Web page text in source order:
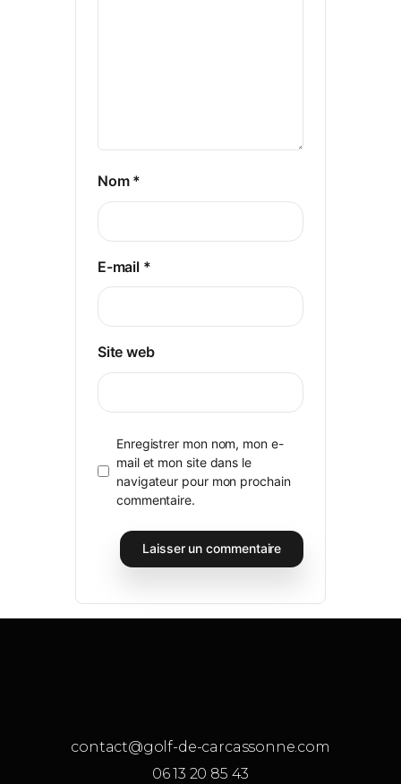
Nom *
E-mail *
Site web
Enregistrer mon nom, mon e-
mail et mon site dans le
navigateur pour mon prochain
commentaire.
contact@golf-de-carcassonne.com
06 13 20 85 43